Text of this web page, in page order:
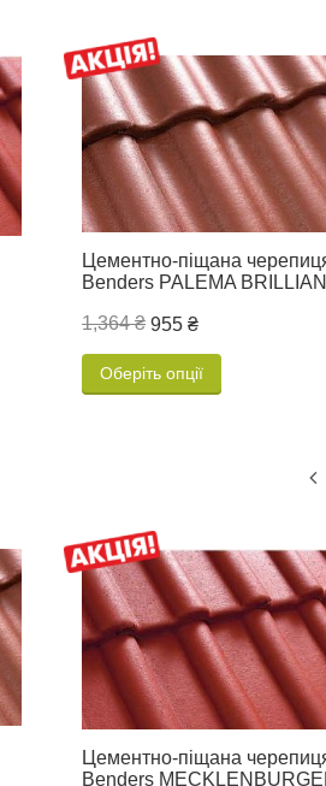
Цементно-піщана
Benders PALEMA
1,364 ₴ 955 ₴
Оберіть опції
Цементно-піщана
Benders